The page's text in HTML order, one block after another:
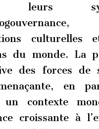
leurs
culturelles
du monde. La
des forces de
en
un contexte
croissante à